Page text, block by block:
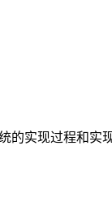
的实现过程和实